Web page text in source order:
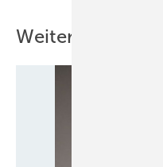
Weitere Inhalte